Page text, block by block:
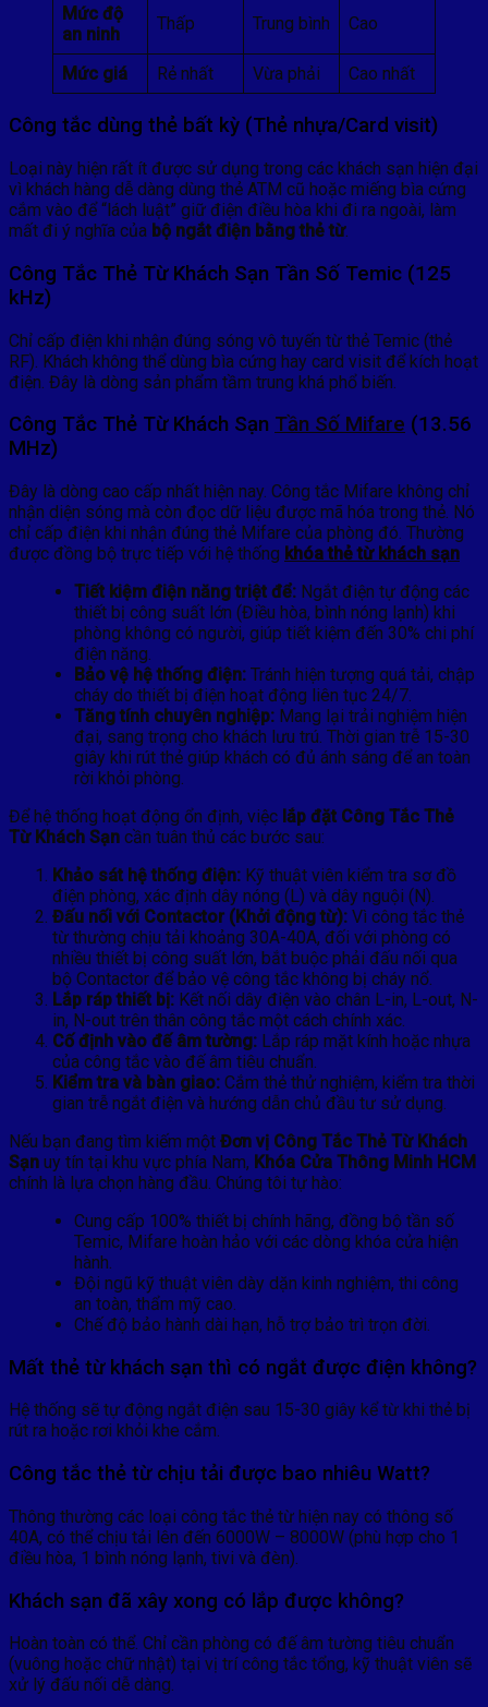
Mức độ
an ninh
Thấp Trung bình Cao
Mức giá Rẻ nhất Vừa phải Cao nhất
Công tắc dùng thẻ bất kỳ (Thẻ nhựa/Card visit)
Loại này hiện rất ít được sử dụng trong các khách sạn hiện đại
vì khách hàng dễ dàng dùng thẻ ATM cũ hoặc miếng bìa cứng
cắm vào để “lách luật” giữ điện điều hòa khi đi ra ngoài, làm
mất đi ý nghĩa của bộ ngắt điện bằng thẻ từ.
Công Tắc Thẻ Từ Khách Sạn Tần Số Temic (125
kHz)
Chỉ cấp điện khi nhận đúng sóng vô tuyến từ thẻ Temic (thẻ
RF). Khách không thể dùng bìa cứng hay card visit để kích hoạt
điện. Đây là dòng sản phẩm tầm trung khá phổ biến.
Công Tắc Thẻ Từ Khách Sạn Tần Số Mifare (13.56
MHz)
Đây là dòng cao cấp nhất hiện nay. Công tắc Mifare không chỉ
nhận diện sóng mà còn đọc dữ liệu được mã hóa trong thẻ. Nó
chỉ cấp điện khi nhận đúng thẻ Mifare của phòng đó. Thường
được đồng bộ trực tiếp với hệ thống khóa thẻ từ khách sạn
Tiết kiệm điện năng triệt để: Ngắt điện tự động các
thiết bị công suất lớn (Điều hòa, bình nóng lạnh) khi
phòng không có người, giúp tiết kiệm đến 30% chi phí
điện năng.
Bảo vệ hệ thống điện: Tránh hiện tượng quá tải, chập
cháy do thiết bị điện hoạt động liên tục 24/7.
Tăng tính chuyên nghiệp: Mang lại trải nghiệm hiện
đại, sang trọng cho khách lưu trú. Thời gian trễ 15-30
giây khi rút thẻ giúp khách có đủ ánh sáng để an toàn
rời khỏi phòng.
Để hệ thống hoạt động ổn định, việc lắp đặt Công Tắc Thẻ
Từ Khách Sạn cần tuân thủ các bước sau:
Khảo sát hệ thống điện: Kỹ thuật viên kiểm tra sơ đồ
điện phòng, xác định dây nóng (L) và dây nguội (N).
Đấu nối với Contactor (Khởi động từ): Vì công tắc thẻ
từ thường chịu tải khoảng 30A-40A, đối với phòng có
nhiều thiết bị công suất lớn, bắt buộc phải đấu nối qua
bộ Contactor để bảo vệ công tắc không bị cháy nổ.
Lắp ráp thiết bị: Kết nối dây điện vào chân L-in, L-out, N-
in, N-out trên thân công tắc một cách chính xác.
Cố định vào đế âm tường: Lắp ráp mặt kính hoặc nhựa
của công tắc vào đế âm tiêu chuẩn.
Kiểm tra và bàn giao: Cắm thẻ thử nghiệm, kiểm tra thời
gian trễ ngắt điện và hướng dẫn chủ đầu tư sử dụng.
Nếu bạn đang tìm kiếm một Đơn vị Công Tắc Thẻ Từ Khách
Sạn uy tín tại khu vực phía Nam, Khóa Cửa Thông Minh HCM
chính là lựa chọn hàng đầu. Chúng tôi tự hào:
Cung cấp 100% thiết bị chính hãng, đồng bộ tần số
Temic, Mifare hoàn hảo với các dòng khóa cửa hiện
hành.
Đội ngũ kỹ thuật viên dày dặn kinh nghiệm, thi công
an toàn, thẩm mỹ cao.
Chế độ bảo hành dài hạn, hỗ trợ bảo trì trọn đời.
Mất thẻ từ khách sạn thì có ngắt được điện không?
Hệ thống sẽ tự động ngắt điện sau 15-30 giây kể từ khi thẻ bị
rút ra hoặc rơi khỏi khe cắm.
Công tắc thẻ từ chịu tải được bao nhiêu Watt?
Thông thường các loại công tắc thẻ từ hiện nay có thông số
40A, có thể chịu tải lên đến 6000W – 8000W (phù hợp cho 1
điều hòa, 1 bình nóng lạnh, tivi và đèn).
Khách sạn đã xây xong có lắp được không?
Hoàn toàn có thể. Chỉ cần phòng có đế âm tường tiêu chuẩn
(vuông hoặc chữ nhật) tại vị trí công tắc tổng, kỹ thuật viên sẽ
xử lý đấu nối dễ dàng.